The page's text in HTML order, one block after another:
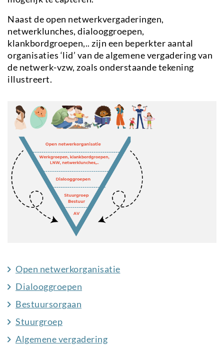
Naast de open netwerkvergaderingen,
netwerklunches, dialooggroepen,
klankbordgroepen,.. zijn een beperkter aantal
organisaties ‘lid’ van de algemene vergadering van
de netwerk-vzw, zoals onderstaande tekening
illustreert.
Open netwerkorganisatie
Dialooggroepen
Bestuursorgaan
Stuurgroep
Algemene vergadering